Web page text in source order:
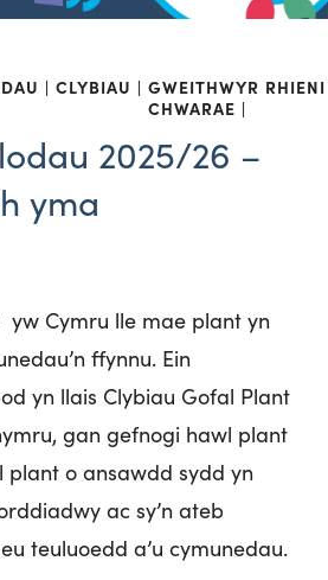
CLYBIAU
GWEITHWYR
CHWARAE
RHIENI
2025/26 –
yma
yw Cymru lle mae plant yn
ffynnu. Ein
yn llais Clybiau Gofal Plant
gan gefnogi hawl plant
o ansawdd sydd yn
ac sy’n ateb
teuluoedd a’u cymunedau.